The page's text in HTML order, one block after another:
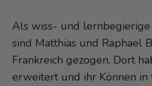
Als wiss- und
sind Matthias und Raphael
Frankreich gezogen. Dort
erweitert und ihr Können in